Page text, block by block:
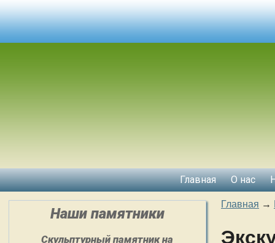
Главная О нас
Наши памятники
Скульптурный памятник на
Главная →